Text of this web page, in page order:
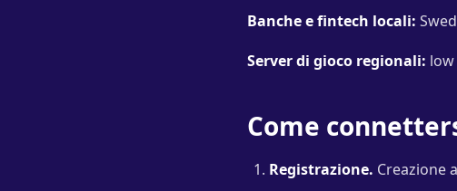
Banche e fintech locali:
Server di gioco regionali:
Come
Registrazione. Creazione